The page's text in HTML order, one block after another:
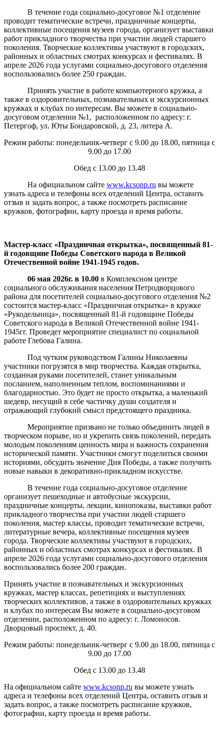
В течение года социально-досуговое №1 отделение
проводит тематические встречи, праздничные концерты,
коллективные посещения музеев города, организует выставки
работ прикладного творчества при участии людей старшего
поколения. Творческие коллективы участвуют в городских,
районных и областных смотрах конкурсах и фестивалях. В
апреле 2026 года услугами социально-досугового отделения
воспользовались более 250 граждан.
Принять участие в работе компьютерного кружка, а
также в оздоровительных, познавательных и экскурсионных
кружках и клубах по интересам. Вы можете в социально-
досуговом отделении №1, расположенном по адресу: г.
Петергоф, ул. Юты Бондаровской, д. 23, литера А.
Режим работы: понедельник-четверг с 9.00 до 18.00, пятница с
9.00 до 17.00
Обед с 13.00 до 13.48
На официальном сайте www.kcsonp.ru вы можете
узнать адреса и телефоны всех отделений Центра, оставить
отзыв и задать вопрос, а также посмотреть расписание
кружков, фотографии, карту проезда и время работы.
Мастер-класс «Праздничная открытка», посвященный 81-
й годовщине Победы Советского народа в Великой
Отечественной войне 1941-1945 годов.
06 мая 2026г. в 10.00 в Комплексном центре
социального обслуживания населения Петродворцового
района для посетителей социально-досугового отделения №2
состоится мастер-класс «Праздничная открытка» в кружке
«Рукодельница», посвященный 81-й годовщине Победы
Советского народа в Великой Отечественной войне 1941-
1945гг. Проведет мероприятие специалист по социальной
работе Глебова Галина.
Под чутким руководством Галины Николаевны
участники погрузятся в мир творчества. Каждая открытка,
созданная руками посетителей, станет уникальным
посланием, наполненным теплом, воспоминаниями и
благодарностью. Это будет не просто открытка, а маленький
шедевр, несущий в себе частичку души создателя и
отражающий глубокий смысл предстоящего праздника.
Мероприятие призвано не только объединить людей в
творческом порыве, но и укрепить связь поколений, передать
молодым поколениям ценность мира и важность сохранения
исторической памяти. Участники смогут поделиться своими
историями, обсудить значение Дня Победы, а также получить
новые навыки в декоративно-прикладном искусстве.
В течение года социально-досуговое отделение
организует пешеходные и автобусные экскурсии,
праздничные концерты, лекции, кинопоказы, выставки работ
прикладного творчества при участии людей старшего
поколения, мастер классы, проводит тематические встречи,
литературные вечера, коллективные посещения музеев
города. Творческие коллективы участвуют в городских,
районных и областных смотрах конкурсах и фестивалях. В
апреле 2026 года услугами социально-досугового отделения
воспользовались более 200 граждан.
Принять участие в познавательных и экскурсионных
кружках, мастер классах, репетициях и выступлениях
творческих коллективов, а также в оздоровительных кружках
и клубах по интересам Вы можете в социально-досуговом
отделении, расположенном по адресу: г. Ломоносов.
Дворцовый проспект, д. 40.
Режим работы: понедельник-четверг с 9.00 до 18.00, пятница с
9.00 до 17.00
Обед с 13.00 до 13.48
На официальном сайте www.kcsonp.ru вы можете узнать
адреса и телефоны всех отделений Центра, оставить отзыв и
задать вопрос, а также посмотреть расписание кружков,
фотографии, карту проезда и время работы.